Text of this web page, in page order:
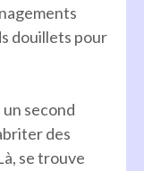
douillets pour
second
des
se trouve